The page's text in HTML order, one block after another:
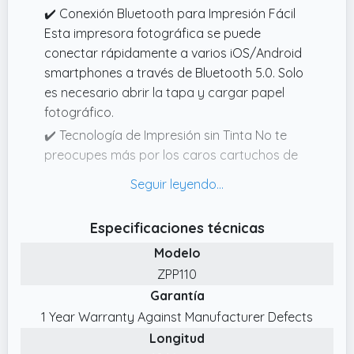
✔️ Conexión Bluetooth para Impresión Fácil
Esta impresora fotográfica se puede
conectar rápidamente a varios iOS/Android
smartphones a través de Bluetooth 5.0. Solo
es necesario abrir la tapa y cargar papel
fotográfico.
✔️ Tecnología de Impresión sin Tinta No te
preocupes más por los caros cartuchos de
Al utilizar la ZINK tecnología de impresión sin
empezar a imprimir con la Liene mini
✔️ 2 X 3 Papel Fotográfico Adhesivo La Liene
impresora portátil contiene 50 hojas de
papel fotográfico autoadhesivo. El popular
tamaño de 50 x 76 mm (2 x 3 pulgadas)
Especificaciones técnicas
Modelo
ZPP110
Garantía
1 Year Warranty Against Manufacturer Defects
Longitud